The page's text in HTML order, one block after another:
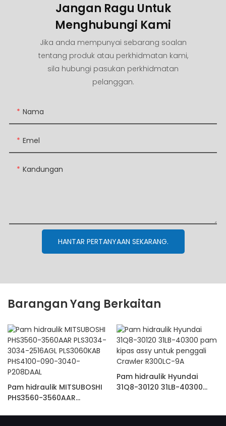
Jangan Ragu Untuk
Menghubungi Kami
Jika anda mempunyai sebarang soalan
tentang produk atau perkhidmatan kami,
sila hubungi pasukan perkhidmatan
pelanggan.
Nama
Emel
Kandungan
HANTAR PERTANYAAN SEKARANG.
Barangan Yang Berkaitan
Pam hidraulik MITSUBOSHI
PHS3560-3560AAR
Pam hidraulik Hyundai
31Q8-30120 31LB-40300